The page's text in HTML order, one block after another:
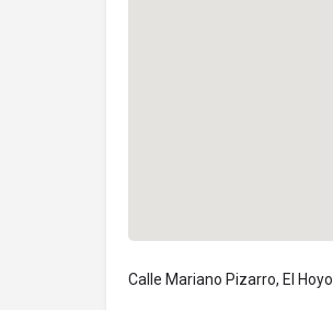
Calle Mariano Pizarro, El Hoyo